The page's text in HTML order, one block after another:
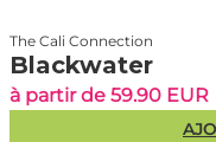
The Cali Connection
Blackwater
à partir de 59.90 EUR